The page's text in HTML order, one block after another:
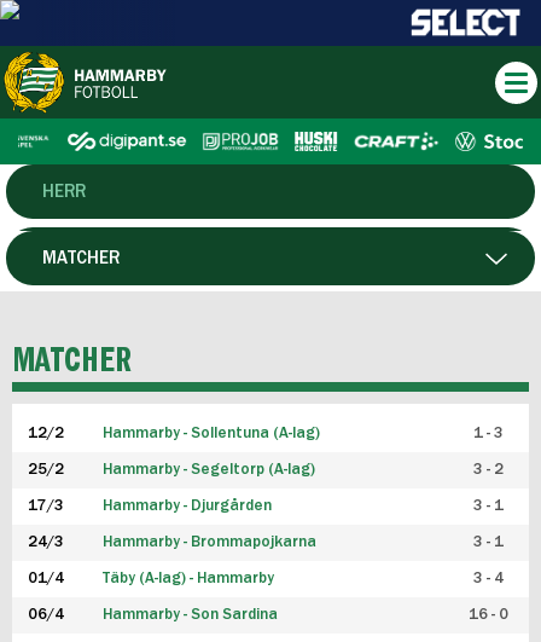
HERR
DAM
P19
F19
FUTSAL HERR
FUTSAL DAM
MATCHER
MATCHER
12/2 Hammarby - Sollentuna (A-lag) 1 - 3
25/2 Hammarby - Segeltorp (A-lag) 3 - 2
17/3 Hammarby - Djurgården 3 - 1
24/3 Hammarby - Brommapojkarna 3 - 1
01/4 Täby (A-lag) - Hammarby 3 - 4
06/4 Hammarby - Son Sardina 16 - 0